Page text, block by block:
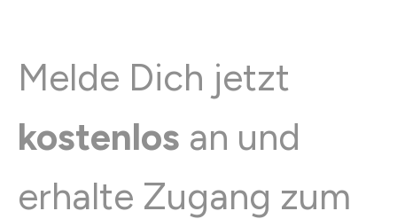
Melde Dich jetzt
kostenlos an und
erhalte Zugang zum